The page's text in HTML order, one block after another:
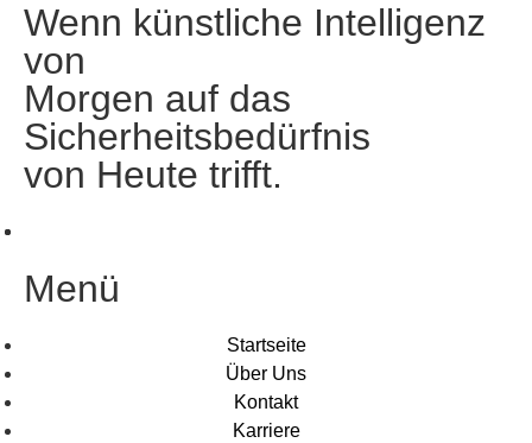
Wenn künstliche Intelligenz
von
Morgen auf das
Sicherheitsbedürfnis
von Heute trifft.
Menü
Startseite
Über Uns
Kontakt
Karriere